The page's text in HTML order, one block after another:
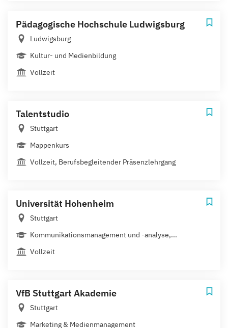
Pädagogische Hochschule Ludwigsburg
Ludwigsburg
Kultur- und Medienbildung
Vollzeit
Talentstudio
Stuttgart
Mappenkurs
Vollzeit, Berufsbegleitender Präsenzlehrgang
Universität Hohenheim
Stuttgart
Kommunikationsmanagement und -analyse,...
Vollzeit
VfB Stuttgart Akademie
Stuttgart
Marketing & Medienmanagement